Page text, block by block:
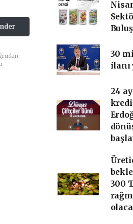
30
ilanı
24
300